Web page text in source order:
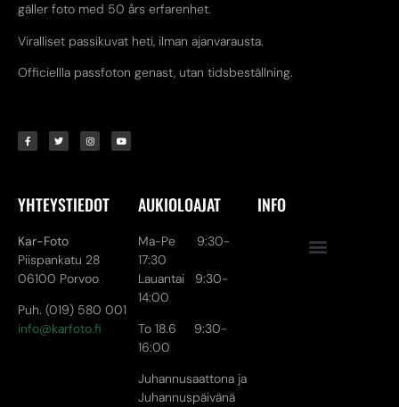
gäller foto med 50 års erfarenhet.
Viralliset passikuvat heti, ilman ajanvarausta.
Officiellla passfoton genast, utan tidsbeställning.
YHTEYSTIEDOT
Kar-Foto
Piispankatu 28
06100 Porvoo
Puh. (019) 580 001
info@karfoto.fi
AUKIOLOAJAT
Ma-Pe 9:30-
17:30
Lauantai 9:30-
14:00
To 18.6 9:30-
16:00
Juhannusaattona ja
Juhannuspäivänä
INFO